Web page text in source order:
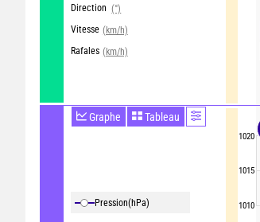
Direction (°)
Vitesse (km/h)
Rafales (km/h)
Graphe Tableau
Pression(hPa)
1020
1015
1010